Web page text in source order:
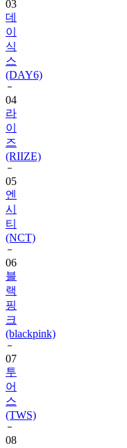
이
식
스
(DAY6)
04
라
이
즈
(RIIZE)
05
엔
시
티
(NCT)
06
블
랙
핑
크
(blackpink)
07
투
어
스
(TWS)
08
변
우